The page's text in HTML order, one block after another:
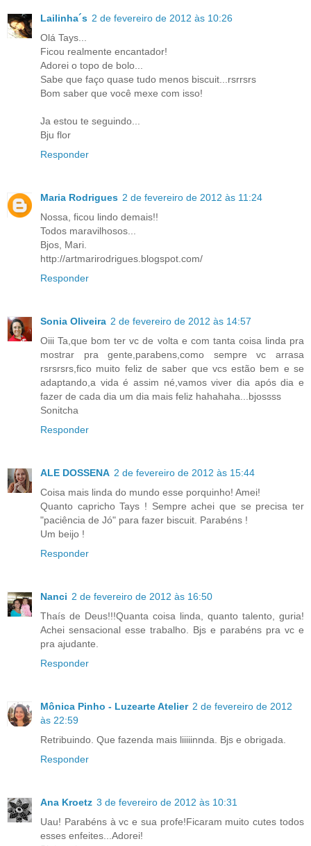
Lailinha´s 2 de fevereiro de 2012 às 10:26
Olá Tays...
Ficou realmente encantador!
Adorei o topo de bolo...
Sabe que faço quase tudo menos biscuit...rsrrsrs
Bom saber que você mexe com isso!
Ja estou te seguindo...
Bju flor
Responder
Maria Rodrigues 2 de fevereiro de 2012 às 11:24
Nossa, ficou lindo demais!!
Todos maravilhosos...
Bjos, Mari.
http://artmarirodrigues.blogspot.com/
Responder
Sonia Oliveira 2 de fevereiro de 2012 às 14:57
Oiii Ta,que bom ter vc de volta e com tanta coisa linda pra
mostrar pra gente,parabens,como sempre vc arrasa
rsrsrsrs,fico muito feliz de saber que vcs estão bem e se
adaptando,a vida é assim né,vamos viver dia após dia e
fazer de cada dia um dia mais feliz hahahaha...bjossss
Sonitcha
Responder
ALE DOSSENA 2 de fevereiro de 2012 às 15:44
Coisa mais linda do mundo esse porquinho! Amei!
Quanto capricho Tays ! Sempre achei que se precisa ter
"paciência de Jó" para fazer biscuit. Parabéns !
Um beijo !
Responder
Nanci 2 de fevereiro de 2012 às 16:50
Thaís de Deus!!!Quanta coisa linda, quanto talento, guria!
Achei sensacional esse trabalho. Bjs e parabéns pra vc e
pra ajudante.
Responder
Mônica Pinho - Luzearte Atelier 2 de fevereiro de 2012
às 22:59
Retribuindo. Que fazenda mais liiiiinnda. Bjs e obrigada.
Responder
Ana Kroetz 3 de fevereiro de 2012 às 10:31
Uau! Parabéns à vc e sua profe!Ficaram muito cutes todos
esses enfeites...Adorei!